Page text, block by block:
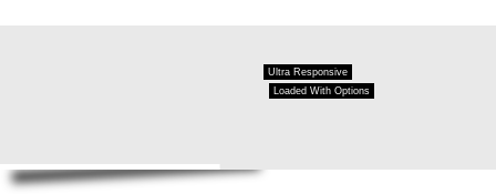
Ultra Responsive
Loaded With Options